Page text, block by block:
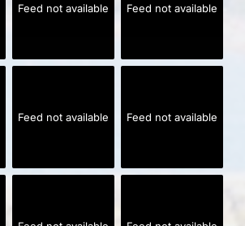
Feed not available Feed not available
Feed not available Feed not available